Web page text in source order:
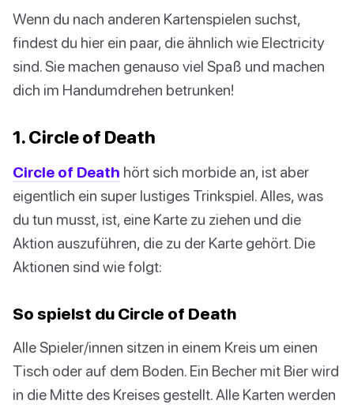
Wenn du nach anderen Kartenspielen suchst,
findest du hier ein paar, die ähnlich wie Electricity
sind. Sie machen genauso viel Spaß und machen
dich im Handumdrehen betrunken!
1. Circle of Death
Circle of Death hört sich morbide an, ist aber
eigentlich ein super lustiges Trinkspiel. Alles, was
du tun musst, ist, eine Karte zu ziehen und die
Aktion auszuführen, die zu der Karte gehört. Die
Aktionen sind wie folgt:
So spielst du Circle of Death
Alle Spieler/innen sitzen in einem Kreis um einen
Tisch oder auf dem Boden. Ein Becher mit Bier wird
in die Mitte des Kreises gestellt. Alle Karten werden